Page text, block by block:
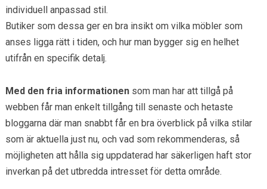
individuell anpassad stil.
Butiker som dessa ger en bra insikt om vilka möbler som
anses ligga rätt i tiden, och hur man bygger sig en helhet
utifrån en specifik detalj.
Med den fria informationensom man har att tillgå på
webben får man enkelt tillgång till senaste och hetaste
bloggarna där man snabbt får en bra överblick på vilka stilar
som är aktuella just nu, och vad som rekommenderas, så
möjligheten att hålla sig uppdaterad har säkerligen haft stor
inverkan på det utbredda intresset för detta område.